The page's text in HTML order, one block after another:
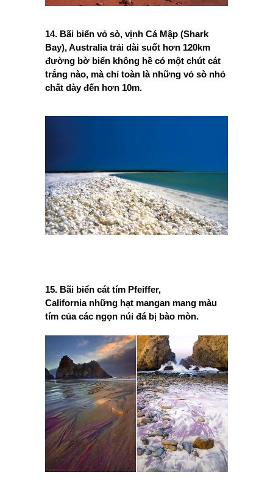
14. Bãi biển vỏ sò, vịnh Cá Mập (Shark
Bay), Australia trải dài suốt hơn 120km
đường bờ biển không hề có một chút cát
trắng nào, mà chỉ toàn là những vỏ sò nhỏ
chất dày đến hơn 10m.
15. Bãi biển cát tím Pfeiffer,
California những hạt mangan mang màu
tím của các ngọn núi đá bị bào mòn.